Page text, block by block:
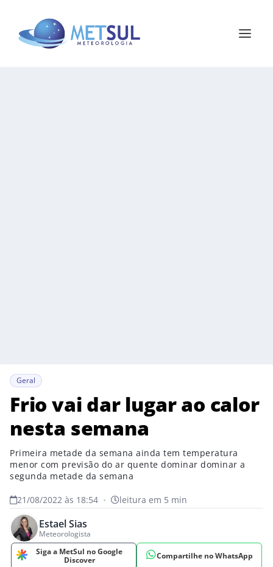
Geral
Frio vai dar lugar ao calor
nesta semana
Primeira metade da semana ainda tem temperatura
menor com previsão do ar quente dominar dominar a
segunda metade da semana
21/08/2022 às 18:54 • leitura em 5 min
Estael Sias
Meteorologista
Siga a MetSul no Google
Discover
Compartilhe no WhatsApp